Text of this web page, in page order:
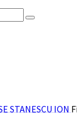
STANESCU ION